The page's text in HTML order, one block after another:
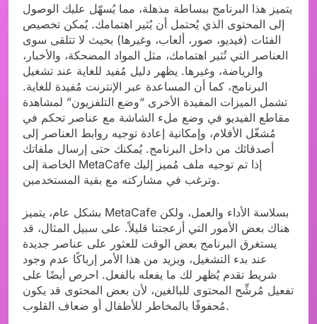
يتميز هذا البرنامج ببساطة مذهلة، مما يُسهّل عليك الوصول
إلى المحتوى الذي يُحتمل أن يُثير اهتمامك. يُمكن تخصيص
الفئات (فيديو، صور، ألعاب، وغيرها) بحيث لا تتلقى سوى
العناصر التي تُثير اهتمامك، مثل المواد المضحكة، والأخبار،
والرياضة، وغيرها. يظهر دليل مُفيد للغاية عند تشغيل
البرنامج، كما أن المساعدة عبر الإنترنت مُفيدة للغاية.
تشمل الميزات المفيدة الأخرى “وضع التلفزيون” لمشاهدة
مقاطع الفيديو في وضع ملء الشاشة مع عناصر تحكم في
مُشغّل الأفلام، وإمكانية إعادة توجيه روابط العناصر إلى
أصدقائك من داخل البرنامج. يُمكنك حتى إرسال ملفاتك
الخاصة إلى MetaCafe إذا تم توجيه ملف مُميز إليك
وترغب في مشاركته مع بقية المستخدمين.
بشكل عام، يتميز MetaCafe بسلاسة الأداء والعمل، ولكن
هناك بعض الأمور التي أزعجتنا قليلاً. على سبيل المثال، قد
يستغرق البرنامج بعض الوقت للعثور على عناصر جديدة
عند بدء التشغيل، ويزيد من هذا الأمر إرباكًا عدم وجود
شريط تقدم يُظهر لك ما يفعله بالفعل. احرص أيضًا على
تفعيل مُرشِّح المحتوى للبالغين، لأن بعض المحتوى قد يكون
مُحفوفًا بالمخاطر للأطفال أو ضعاف القلوب.